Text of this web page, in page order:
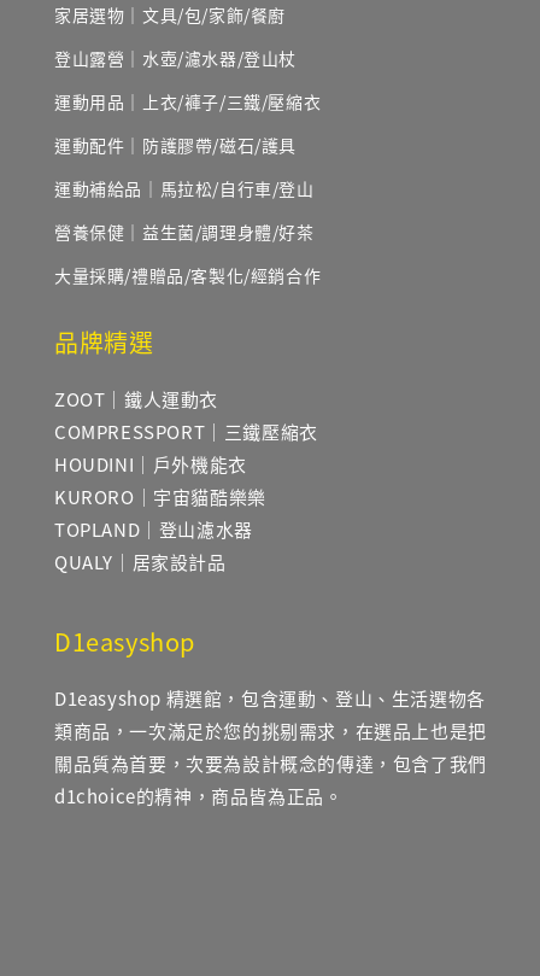
家居選物｜文具/包/家飾/餐廚
登山露營｜水壺/濾水器/登山杖
運動用品｜上衣/褲子/三鐵/壓縮衣
運動配件｜防護膠帶/磁石/護具
運動補給品｜馬拉松/自行車/登山
營養保健｜益生菌/調理身體/好茶
大量採購/禮贈品/客製化/經銷合作
品牌精選
ZOOT｜鐵人運動衣
COMPRESSPORT｜三鐵壓縮衣
HOUDINI｜戶外機能衣
KURORO｜宇宙貓酷樂樂
TOPLAND｜登山濾水器
QUALY｜居家設計品
D1easyshop
D1easyshop 精選館，包含運動、登山、生活選物各
類商品，一次滿足於您的挑剔需求，在選品上也是把
關品質為首要，次要為設計概念的傳達，包含了我們
d1choice的精神，商品皆為正品。